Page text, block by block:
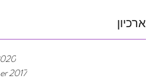
ארכיון
2017